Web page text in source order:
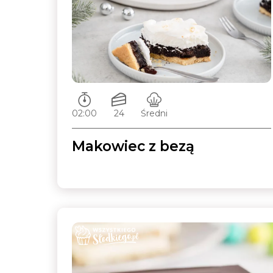
Czas przygotowywania:
02:00
Ilość porcji:
24
Poziom trudności:
Średni
Makowiec z bezą